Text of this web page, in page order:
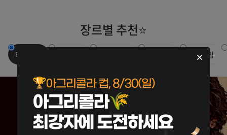
장르별 추천⭐
테마게임 액션게임